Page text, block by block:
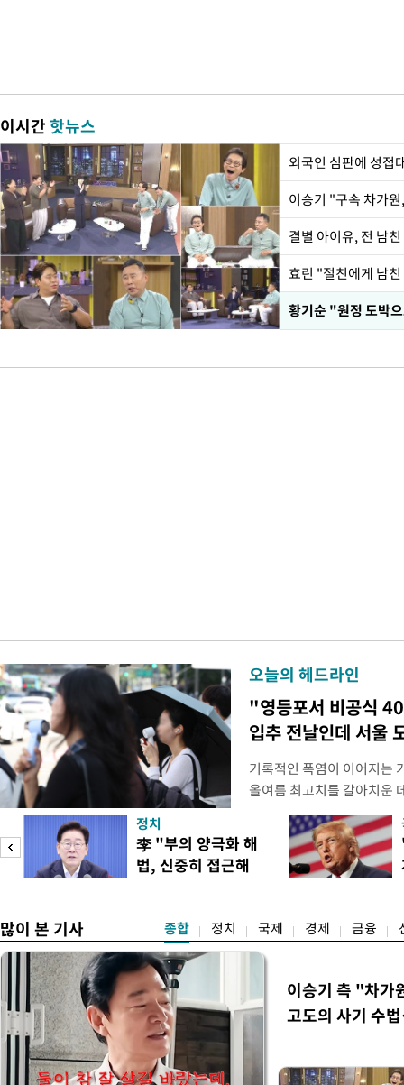
이시간핫뉴스
외국인 심판에 성
이승기 "구속 차가
결별 아이유, 전 남
효린 "절친에게 남
황기순 "원정 도박
오늘의 헤드라인
"영등포서 비공식
입추 전날인데 서울
기록적인 폭염이 이어지는
올여름 최고치를 갈아치운
시15분 39.9도까지 치솟
청에 따르면 이날 오후 4시
관측(ASOS) 기준 37.9도
했다. 관측 이래 역대 5위
정치
李 "부의 양극화 해
법, 신중히 접근해
많이 본 기사 종합 정치 국제 경제 금융
이승기 측 "차가
고도의 사기 수